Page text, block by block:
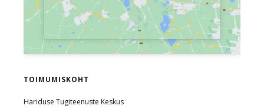
TOIMUMISKOHT
Hariduse Tugiteenuste Keskus